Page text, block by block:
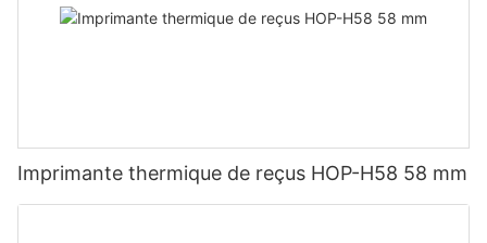
Imprimante thermique de reçus HOP-H58 58 mm